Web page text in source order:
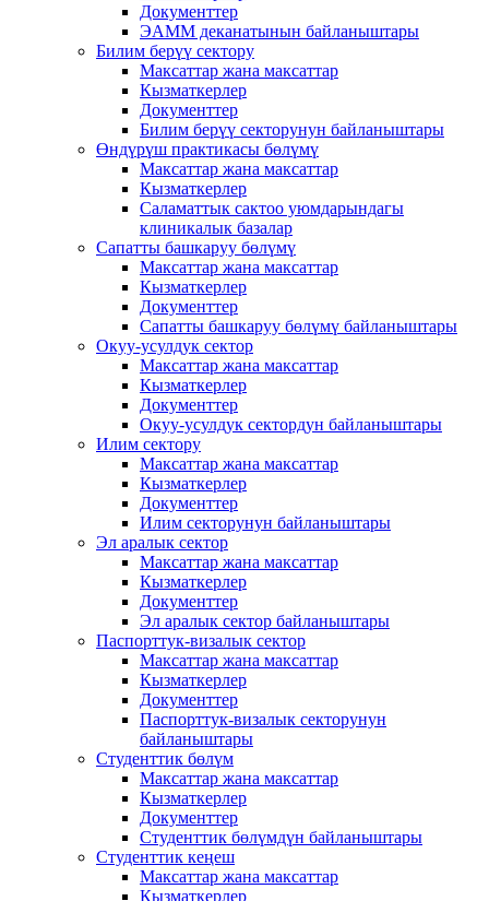
Документтер
ЭАММ деканатынын байланыштары
Билим берүү сектору
Максаттар жана максаттар
Кызматкерлер
Документтер
Билим берүү секторунун байланыштары
Өндүрүш практикасы бөлүмү
Максаттар жана максаттар
Кызматкерлер
Саламаттык сактоо уюмдарындагы
клиникалык базалар
Сапатты башкаруу бөлүмү
Максаттар жана максаттар
Кызматкерлер
Документтер
Сапатты башкаруу бөлүмү байланыштары
Окуу-усулдук сектор
Максаттар жана максаттар
Кызматкерлер
Документтер
Окуу-усулдук сектордун байланыштары
Илим сектору
Максаттар жана максаттар
Кызматкерлер
Документтер
Илим секторунун байланыштары
Эл аралык сектор
Максаттар жана максаттар
Кызматкерлер
Документтер
Эл аралык сектор байланыштары
Паспорттук-визалык сектор
Максаттар жана максаттар
Кызматкерлер
Документтер
Паспорттук-визалык секторунун
байланыштары
Студенттик бөлүм
Максаттар жана максаттар
Кызматкерлер
Документтер
Студенттик бөлүмдүн байланыштары
Студенттик кеңеш
Максаттар жана максаттар
Кызматкерлер